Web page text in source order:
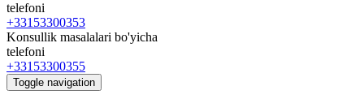
telefoni
+33153300353
Konsullik masalalari bo'yicha
telefoni
+33153300355
Toggle navigation